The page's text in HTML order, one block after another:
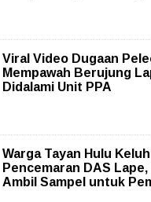
Viral Video Dugaan
Mempawah Berujung
Didalami Unit PPA
Warga Tayan Hulu
Pencemaran DAS
Ambil Sampel untuk